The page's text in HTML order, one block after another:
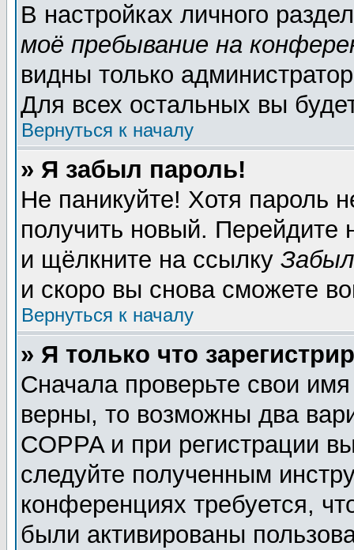
В настройках личного
моё пребывание на
видны только
Для всех остальных вы
Вернуться к началу
» Я забыл пароль!
Не паникуйте! Хотя пароль
получить новый. Перейдите
и щёлкните на ссылку
и скоро вы снова сможете
Вернуться к началу
» Я только что
Сначала проверьте свои
верны, то возможны два
COPPA и при регистрации
следуйте полученным
конференциях требуется,
были активированы